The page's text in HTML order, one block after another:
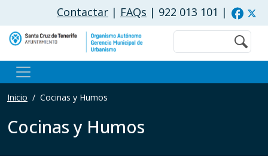
Pasar al contenido principal
Contactar | FAQs | 922 013 101 |
Buscar
Inicio Cocinas y Humos
Cocinas y Humos